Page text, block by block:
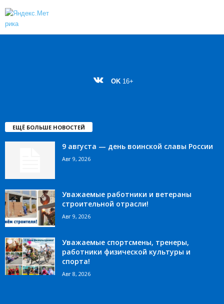
OK 16+
ЕЩЁ БОЛЬШЕ НОВОСТЕЙ
9 августа — день воинской славы России
Авг 9, 2026
Уважаемые работники и ветераны
строительной отрасли!
Авг 9, 2026
Уважаемые спортсмены, тренеры,
работники физической культуры и
спорта!
Авг 8, 2026